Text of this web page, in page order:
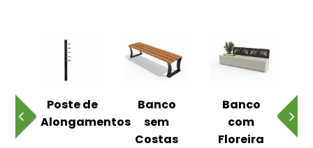
Poste de
Alongamentos
Banco
sem
Costas
Banco
com
Floreira